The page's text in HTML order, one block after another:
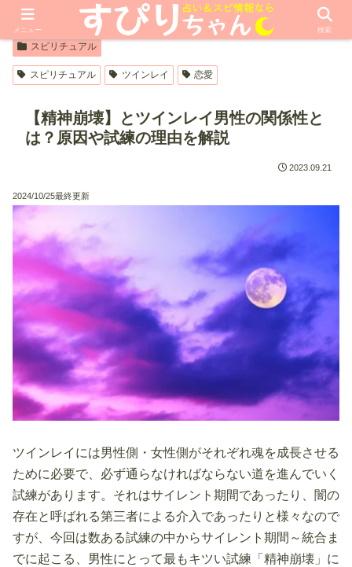
【PR】本ページはプロモーションが含まれています
スピリチュアル
スピリチュアル ツインレイ 恋愛
【精神崩壊】とツインレイ男性の関係性と
は？原因や試練の理由を解説
2023.09.21
2024/10/25最終更新
ツインレイには男性側・女性側がそれぞれ魂を成長させる
ために必要で、必ず通らなければならない道を進んでいく
試練があります。それはサイレント期間であったり、闇の
存在と呼ばれる第三者による介入であったりと様々なので
すが、今回は数ある試練の中からサイレント期間～統合ま
でに起こる、男性にとって最もキツい試練「精神崩壊」に
メニュー 検索